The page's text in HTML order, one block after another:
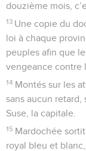
douzième mois,
13 Une copie du
loi à chaque
peuples afin que
vengeance contre
14 Montés sur les
sans aucun retard,
Suse, la capitale.
15 Mardochée
royal bleu et